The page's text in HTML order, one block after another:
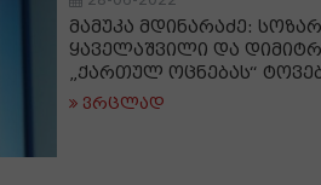
მამუკა მდინარაძე:
ყაველაშვილი და
„ქართულ ოცნებას“
ვრცლად